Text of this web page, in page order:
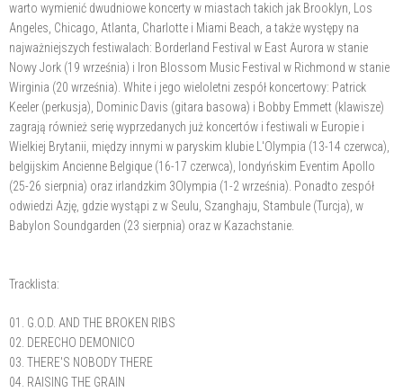
warto wymienić dwudniowe koncerty w miastach takich jak Brooklyn, Los
Angeles, Chicago, Atlanta, Charlotte i Miami Beach, a także występy na
najważniejszych festiwalach: Borderland Festival w East Aurora w stanie
Nowy Jork (19 września) i Iron Blossom Music Festival w Richmond w stanie
Wirginia (20 września). White i jego wieloletni zespół koncertowy: Patrick
Keeler (perkusja), Dominic Davis (gitara basowa) i Bobby Emmett (klawisze)
zagrają również serię wyprzedanych już koncertów i festiwali w Europie i
Wielkiej Brytanii, między innymi w paryskim klubie L'Olympia (13-14 czerwca),
belgijskim Ancienne Belgique (16-17 czerwca), londyńskim Eventim Apollo
(25-26 sierpnia) oraz irlandzkim 3Olympia (1-2 września). Ponadto zespół
odwiedzi Azję, gdzie wystąpi z w Seulu, Szanghaju, Stambule (Turcja), w
Babylon Soundgarden (23 sierpnia) oraz w Kazachstanie.
Tracklista:
01. G.O.D. AND THE BROKEN RIBS
02. DERECHO DEMONICO
03. THERE'S NOBODY THERE
04. RAISING THE GRAIN